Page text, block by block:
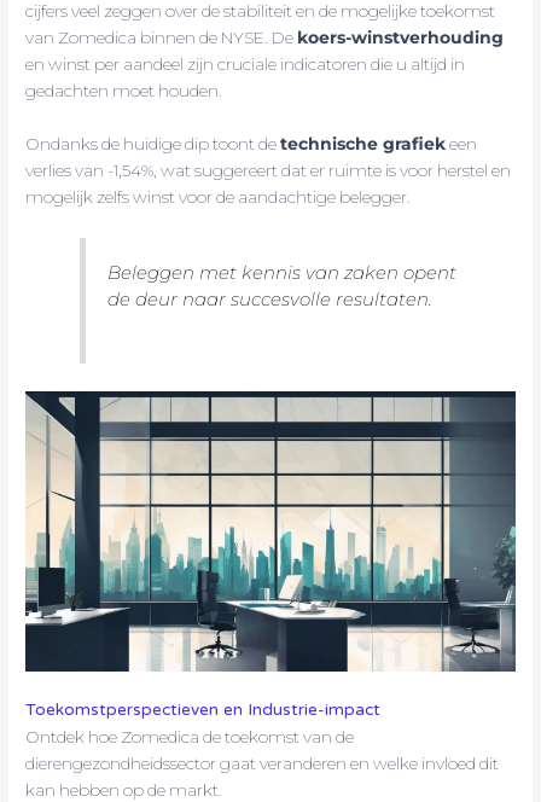
cijfers veel zeggen over de stabiliteit en de mogelijke toekomst
van Zomedica binnen de NYSE. De koers-winstverhouding
en winst per aandeel zijn cruciale indicatoren die u altijd in
gedachten moet houden.
Ondanks de huidige dip toont detechnische grafiekeen
verlies van -1,54%, wat suggereert dat er ruimte is voor herstel en
mogelijk zelfs winst voor de aandachtige belegger.
Beleggen met kennis van zaken opent
de deur naar succesvolle resultaten.
Toekomstperspectieven en Industrie-impact
Ontdek hoe Zomedica de toekomst van de
dierengezondheidssector gaat veranderen en welke invloed dit
kan hebben op de markt.